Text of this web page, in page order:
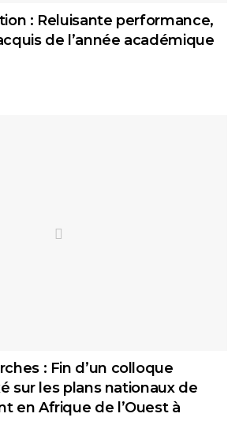
: Reluisante performance,
de l’année académique
: Fin d’un colloque
sur les plans nationaux de
en Afrique de l’Ouest à